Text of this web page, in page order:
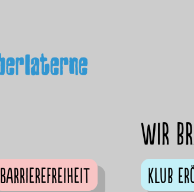
Barrierefreiheit
Wir
Klub